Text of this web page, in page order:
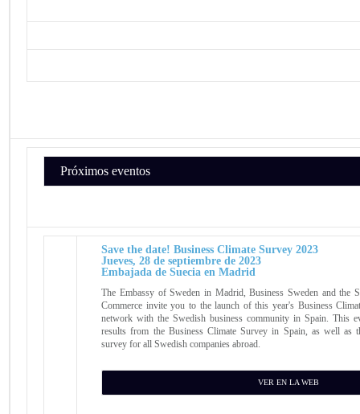
Próximos eventos
Save the date! Business Climate Survey 2023
Jueves, 28 de septiembre de 2023
Embajada de Suecia en Madrid
The Embassy of Sweden in Madrid, Business Sweden and the
Commerce invite you to the launch of this year's Business
network with the Swedish business community in Spain. This
results from the Business Climate Survey in Spain, as well as
survey for all Swedish companies abroad.
VER EN LA WEB